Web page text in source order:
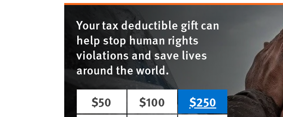
Your tax deductible gift can
help stop human rights
violations and save lives
around the world.
$50
$100
$250